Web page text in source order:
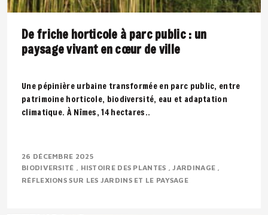
De friche horticole à parc public : un
paysage vivant en cœur de ville
Une pépinière urbaine transformée en parc public, entre
patrimoine horticole, biodiversité, eau et adaptation
climatique. À Nîmes, 14 hectares..
26 DÉCEMBRE 2025
BIODIVERSITÉ
HISTOIRE DES PLANTES
JARDINAGE
RÉFLEXIONS SUR LES JARDINS ET LE PAYSAGE